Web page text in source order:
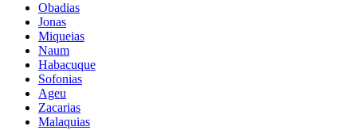
Obadias
Jonas
Miqueias
Naum
Habacuque
Sofonias
Ageu
Zacarias
Malaquias